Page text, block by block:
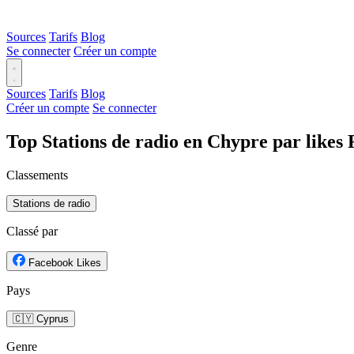
Sources Tarifs Blog
Se connecter Créer un compte
Sources Tarifs Blog
Créer un compte Se connecter
Top Stations de radio en Chypre par likes
Classements
Stations de radio
Classé par
Facebook Likes
Pays
🇨🇾 Cyprus
Genre